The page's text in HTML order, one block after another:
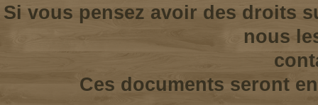
Si vous pensez avoir des droits
nous
Ces documents seront